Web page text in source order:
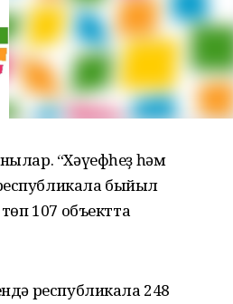
“Хәүефһеҙ һәм
быйыл
107 объектта
республикала 248